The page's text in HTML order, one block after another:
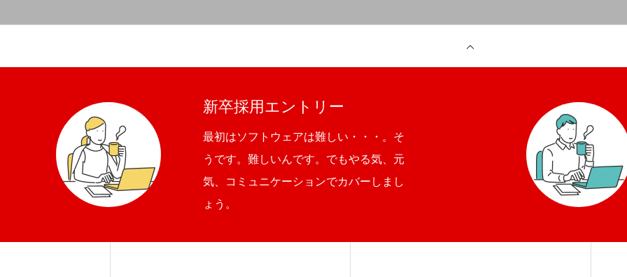
新卒採用エントリー
最初はソフトウェアは難しい・・・。そ
うです。難しいんです。でもやる気、元
気、コミュニケーションでカバーしまし
ょう。